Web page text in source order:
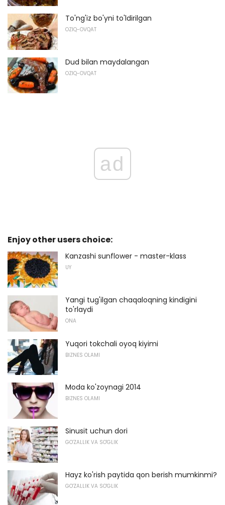
To'ng'iz bo'yni to'ldirilgan
OZIQ-OVQAT
Dud bilan maydalangan
OZIQ-OVQAT
ad
Enjoy other users choice:
Kanzashi sunflower - master-klass
UY
Yangi tug'ilgan chaqaloqning kindigini
to'rlaydi
ONA
Yuqori tokchali oyoq kiyimi
BIZNES OLAMI
Moda ko'zoynagi 2014
BIZNES OLAMI
Sinusit uchun dori
GO'ZALLIK VA SO'GLIK
Hayz ko'rish paytida qon berish mumkinmi?
GO'ZALLIK VA SO'GLIK